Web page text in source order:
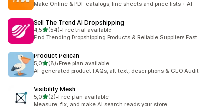
Make Online & PDF catalogs, line sheets and price lists + AI
Sell The Trend AI Dropshipping
4,5na 5 gwiazdek
(54)
Łączna liczba recenzji: 54
•Free trial available
Find Trending Dropshipping Products & Reliable Suppliers Fast
Product Pelican
5,0na 5 gwiazdek
(8)
Łączna liczba recenzji: 8
•Free plan available
AI-generated product FAQs, alt text, descriptions & GEO Audit
Visibility Mesh
5,0na 5 gwiazdek
(2)
Łączna liczba recenzji: 2
•Free plan available
Measure, fix, and make AI search reads your store.